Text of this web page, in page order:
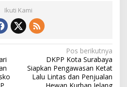
Ikuti Kami
Pos berikutnya
DKPP Kota Surabaya
Siapkan Pengawasan Ketat
Lalu Lintas dan Penjualan